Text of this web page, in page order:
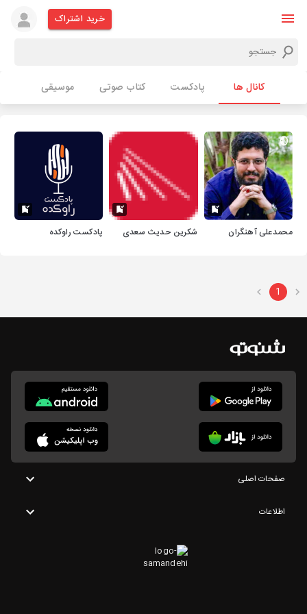
خرید اشتراک
کانال ها پادکست کتاب صوتی موسیقی
محمدعلی آهنگران شکرین حدیث سعدی پادکست راوکده
1
صفحات اصلی
اطلاعات